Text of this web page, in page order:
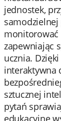
jednostek,
monitorować
zapewniając
ucznia.
interaktywna
sztucznej
pytań
edukacyjne